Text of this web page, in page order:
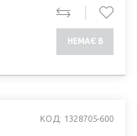
НЕМАЄ В
КОД: 1328705-600